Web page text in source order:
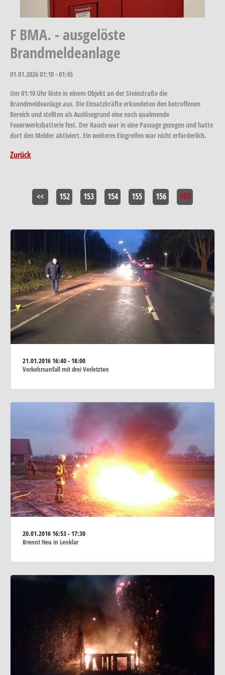
F BMA. - ausgelöste
Brandmeldeanlage
01.01.202601:10 - 01:45
Um 01:10 Uhr löste in einem Objekt an der Steinstraße die
Brandmeldeanlage aus. Die Einsatzkräfte erkundeten den betroffenen
Bereich und stellten als Auslösegrund eine noch qualmende
Feuerwerksbatterie fest. Der Rauch war in eine Passage gezogen und hatte
dort den Melder aktiviert. Ein weiteres Eingreifen war nicht erforderlich.
Zurück
<< 152 153 154 155 156 157
21.01.201616:40 - 18:00
Verkehrsunfall mit drei Verletzten
20.01.201616:53 - 17:30
Brennt Heu in Lenklar